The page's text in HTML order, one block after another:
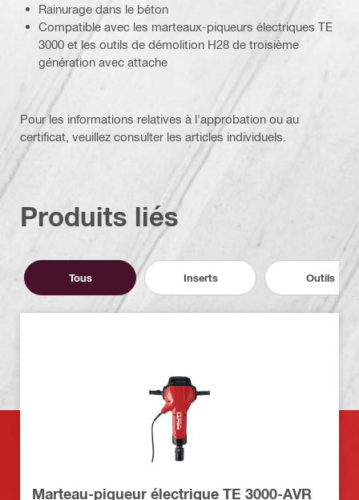
Rainurage dans le béton
Compatible avec les marteaux-piqueurs électriques TE
3000 et les outils de démolition H28 de troisième
génération avec attache
Pour les informations relatives à l'approbation ou au
certificat, veuillez consulter les articles individuels.
Produits liés
Tous Inserts Outils
Marteau-piqueur électrique TE 3000-AVR